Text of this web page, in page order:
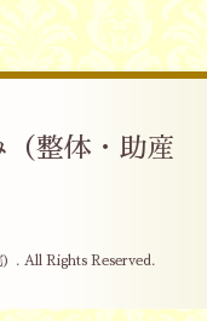
整体・助産
. All Rights Reserved.